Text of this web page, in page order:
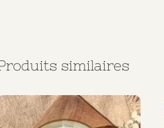
similaires